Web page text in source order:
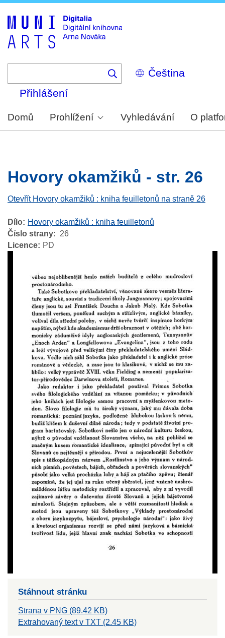
Select
your
Přihlášení
Domů Prohlížení Vyhledávání O
Hovory okamžiků - str. 26
Otevřít Hovory okamžiků : kniha feuilletonů na straně 26
Dílo
Hovory okamžiků : kniha feuilletonů
Číslo strany
26
Licence
PD
Stáhnout stránku
Strana v PNG (89.42 KB)
Extrahovaný text v TXT (2.45 KB)